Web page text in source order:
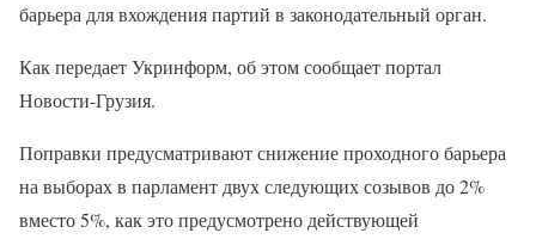
барьера для вхождения партий в законодательный орган.
Как передает Укринформ, об этом сообщает портал
Новости-Грузия.
Поправки предусматривают снижение проходного барьера
на выборах в парламент двух следующих созывов до 2%
вместо 5%, как это предусмотрено действующей